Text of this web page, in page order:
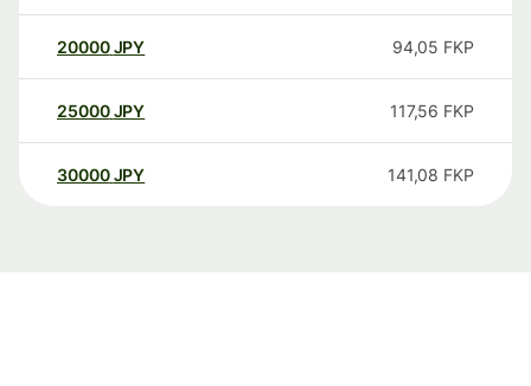
20000 JPY 94,05 FKP
25000 JPY 117,56 FKP
30000 JPY 141,08 FKP